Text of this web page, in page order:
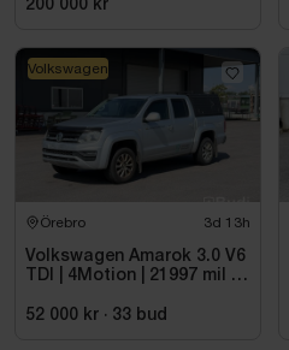
meter
200 000 kr
Örebro 3d 13h
Volkswagen Amarok 3.0 V6
TDI | 4Motion | 21997 mil |
52 000 kr · 33 bud
Volkswagen